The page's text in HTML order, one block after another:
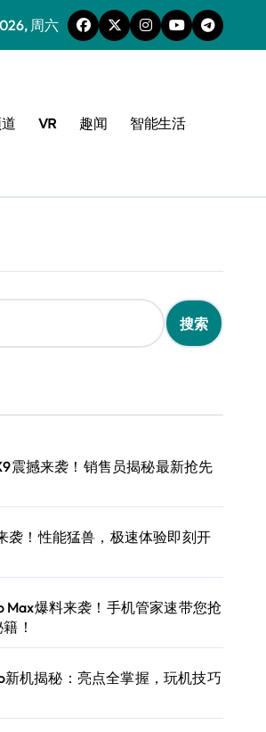
周六
VR 趣闻 智能生活
震撼来袭！销售员揭秘最新抢先
袭！性能猛兽，极速体验即刻开
Max爆料来袭！手机管家速带您抢
！
新机揭秘：亮点全掌握，玩机技巧